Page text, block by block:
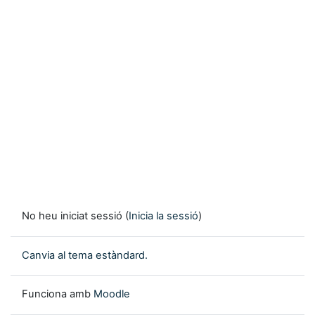
No heu iniciat sessió (Inicia la sessió)
Canvia al tema estàndard.
Funciona amb Moodle